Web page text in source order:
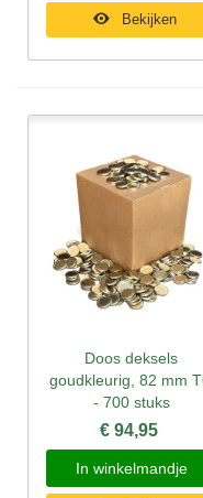
Bekijken
Doos deksels
goudkleurig, 82 mm
- 700 stuks
€ 94,95
In winkelmandje